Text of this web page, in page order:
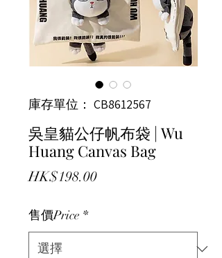
庫存單位： CB8612567
吳皇貓公仔帆布袋 | Wu
Huang Canvas Bag
HK$198.00價格
售價Price *